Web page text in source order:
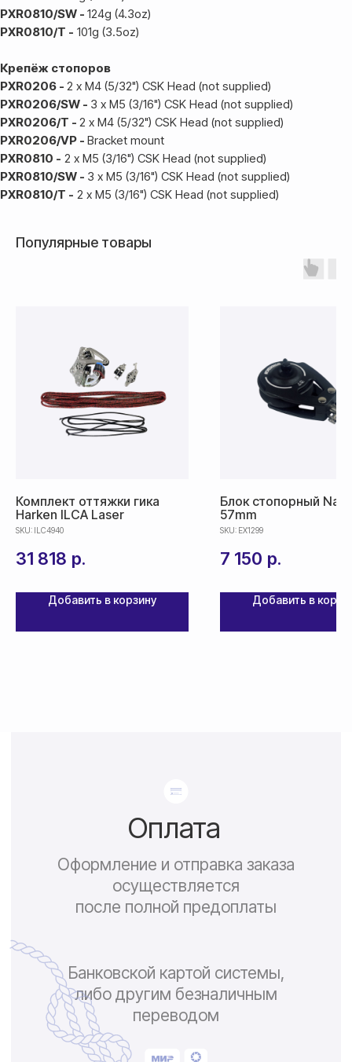
PXR0810/SW - 124g (4.3oz)
PXR0810/T - 101g (3.5oz)
Крепёж стопоров
PXR0206 - 2 x M4 (5/32") CSK Head (not supplied)
PXR0206/SW - 3 x M5 (3/16") CSK Head (not supplied)
PXR0206/T - 2 x M4 (5/32") CSK Head (not supplied)
PXR0206/VP - Bracket mount
PXR0810 - 2 x M5 (3/16") CSK Head (not supplied)
PXR0810/SW - 3 x M5 (3/16") CSK Head (not supplied)
PXR0810/T - 2 x M5 (3/16") CSK Head (not supplied)
Популярные товары
Комплект оттяжки гика
Harken ILCA Laser
SKU: ILC4940
31 818 р.
Добавить в корзину
Блок стопорный
57mm
SKU: EX1299
7 150 р.
Добавить в